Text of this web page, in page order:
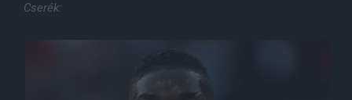
Cserék: